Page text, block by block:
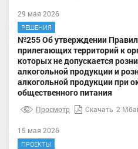
29 мая 2026
РЕШЕНИЯ
№255 Об утверждении Правил
прилегающих территорий к
которых не допускается
алкогольной продукции и
алкогольной продукции при
общественного питания
Просмотр Скачать 2
15 мая 2026
ПРОЕКТЫ